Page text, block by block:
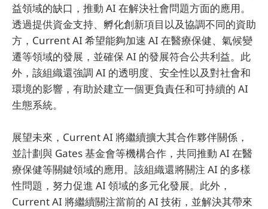
益領域的缺口，推動 AI 在解決社會問題方面的應用。
透過提供資金支持、孵化創新項目以及協調不同的資助
方，Current AI 希望能夠加速 AI 在醫療保健、氣候變
遷等領域的發展，並確保 AI 的發展符合公共利益。此
外，該組織還強調 AI 的透明度、安全性以及對社會和
環境的影響，有助於建立一個更負責任和可持續的 AI
生態系統。
展望未來，Current AI 將繼續擴大其合作夥伴關係，
並計劃與 Gates 基金會等機構合作，共同推動 AI 在醫
療保健等關鍵領域的應用。該組織還將關注 AI 的多樣
性問題，努力促進 AI 領域的多元化發展。此外，
Current AI 將繼續關注當前的 AI 技術，並解決其帶來